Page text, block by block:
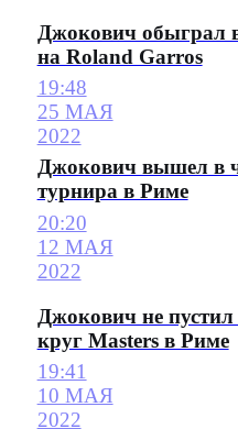
Джокович обыграл
на Roland Garros
19:48
25 МАЯ
2022
Джокович вышел в
турнира в Риме
20:20
12 МАЯ
2022
Джокович не
круг Masters в Риме
19:41
10 МАЯ
2022